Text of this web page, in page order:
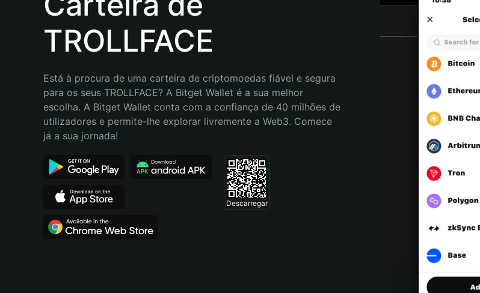
Português (Portugal)
Bahasa Indonesia
Português (Brasil)
Español (Argentina)
TROLLFACE
Está à procura de uma carteira de criptomoedas fiável e segura
para os seus TROLLFACE? A Bitget Wallet é a sua melhor
escolha. A Bitget Wallet conta com a confiança de 40 milhões de
utilizadores e permite-lhe explorar livremente a Web3. Comece
já a sua jornada!
Descarregar